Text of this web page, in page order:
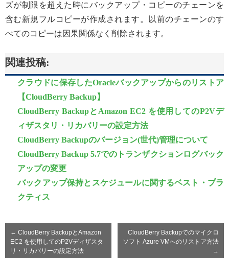
ズが制限を超えた時にバックアップ・コピーのチェーンを
含む新規フルコピーが作成されます。以前のチェーンのす
べてのコピーは因果関係なく削除されます。
関連投稿:
クラウドに保存したOracleバックアップからのリストア
【CloudBerry Backup】
CloudBerry BackupとAmazon EC2 を使用してのP2Vデ
ィザスタリ・リカバリーの設定方法
CloudBerry Backupのバージョン(世代)管理について
CloudBerry Backup 5.7でのトランザクションログバック
アップの変更
バックアップ保持とスケジュールに関するベスト・プラ
クティス
← CloudBerry BackupとAmazon
EC2 を使用してのP2Vディザスタ
リ・リカバリーの設定方法
CloudBerry Backupでのマイクロ
ソフト Azure VMへのリストア方法
→